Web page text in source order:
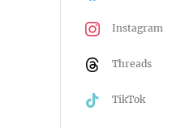
Instagram
Threads
TikTok